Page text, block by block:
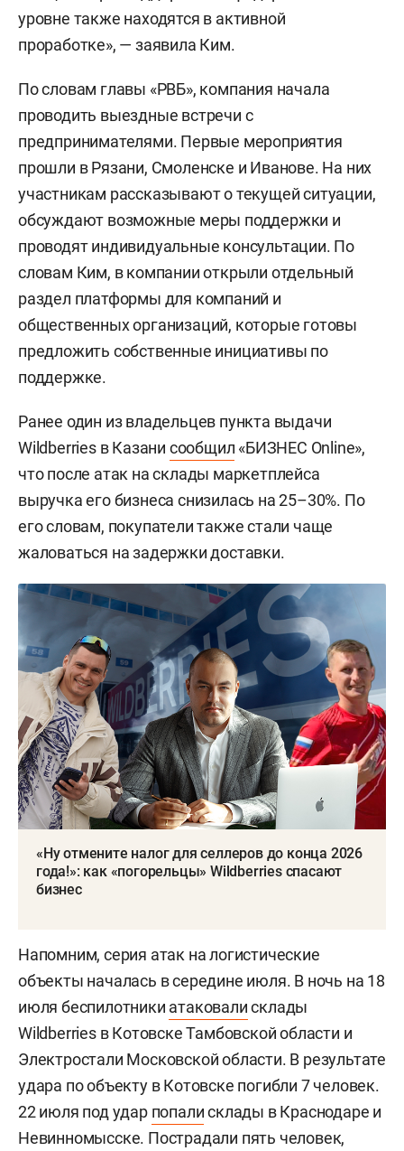
уровне также находятся в активной
проработке», — заявила Ким.
По словам главы «РВБ», компания начала
проводить выездные встречи с
предпринимателями. Первые мероприятия
прошли в Рязани, Смоленске и Иванове. На них
участникам рассказывают о текущей ситуации,
обсуждают возможные меры поддержки и
проводят индивидуальные консультации. По
словам Ким, в компании открыли отдельный
раздел платформы для компаний и
общественных организаций, которые готовы
предложить собственные инициативы по
поддержке.
Ранее один из владельцев пункта выдачи
Wildberries в Казани сообщил «БИЗНЕС Online»,
что после атак на склады маркетплейса
выручка его бизнеса снизилась на 25–30%. По
его словам, покупатели также стали чаще
жаловаться на задержки доставки.
«Ну отмените налог для селлеров до конца 2026
года!»: как «погорельцы» Wildberries спасают
бизнес
Напомним, серия атак на логистические
объекты началась в середине июля. В ночь на 18
июля беспилотники атаковалисклады
Wildberries в Котовске Тамбовской области и
Электростали Московской области. В результате
удара по объекту в Котовске погибли 7 человек.
22 июля под удар попалисклады в Краснодаре и
Невинномысске. Пострадали пять человек,